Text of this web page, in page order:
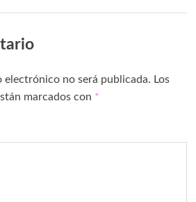
electrónico no será publicada. Los
marcados con *